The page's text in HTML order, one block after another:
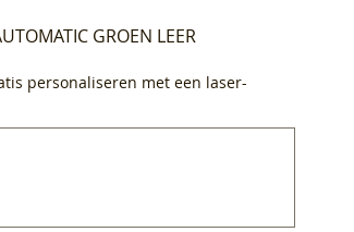
GROEN LEER
personaliseren met een laser-